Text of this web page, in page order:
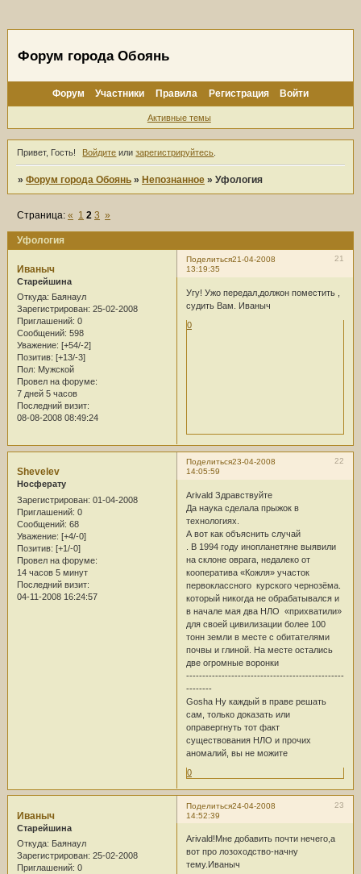
Форум города Обоянь
Форум Участники Правила Регистрация Войти
Активные темы
Привет, Гость! Войдите илизарегистрируйтесь
»Форум города Обоянь » Непознанное »Уфология
Уфология
Страница:« 1 2 3 »
Поделиться 21
21-04-2008
13:19:35
Иваныч
Старейшина
Откуда: Баянаул
Зарегистрирован: 25-02-2008
Приглашений: 0
Сообщений: 598
Уважение: [+54/-2]
Позитив: [+13/-3]
Пол: Мужской
Провел на форуме:
7 дней 5 часов
Последний визит:
08-08-2008 08:49:24
Угу! Ужо передал,должон поместить ,
судить Вам. Иваныч
0
Поделиться 22
23-04-2008
14:05:59
Shevelev
Носферату
Зарегистрирован: 01-04-2008
Приглашений: 0
Сообщений: 68
Уважение: [+4/-0]
Позитив: [+1/-0]
Провел на форуме:
14 часов 5 минут
Последний визит:
04-11-2008 16:24:57
Arivald Здравствуйте
Да наука сделала прыжок в
технологиях.
А вот как объяснить случай
. В 1994 году инопланетяне выявили
на склоне оврага, недалеко от
кооператива «Кожля» участок
первоклассного курского чернозёма.
который никогда не обрабатывался и
в начале мая два НЛО «прихватили»
для своей цивилизации более 100
тонн земли в месте с обитателями
почвы и глиной. На месте остались
две огромные воронки
-------------------------------------------------
--------
Gosha Ну каждый в праве решать
сам, только доказать или
оправергнуть тот факт
существования НЛО и прочих
аномалий, вы не можите
0
Поделиться 23
24-04-2008
14:52:39
Иваныч
Старейшина
Откуда: Баянаул
Зарегистрирован: 25-02-2008
Приглашений: 0
Arivald!Мне добавить почти нечего,а
вот про лозоходство-начну
тему.Иваныч